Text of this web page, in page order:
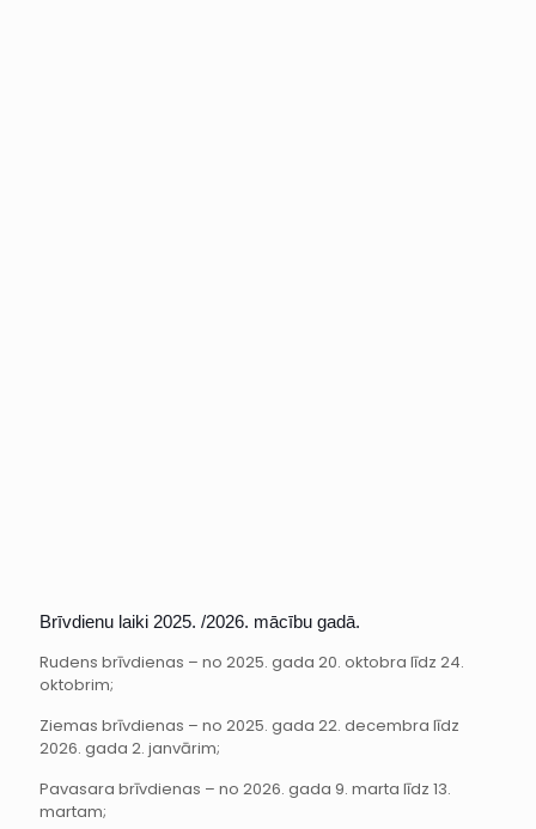
Brīvdienu laiki 2025. /2026. mācību gadā.
Rudens brīvdienas – no 2025. gada 20. oktobra līdz 24.
oktobrim;
Ziemas brīvdienas – no 2025. gada 22. decembra līdz
2026. gada 2. janvārim;
Pavasara brīvdienas – no 2026. gada 9. marta līdz 13.
martam;